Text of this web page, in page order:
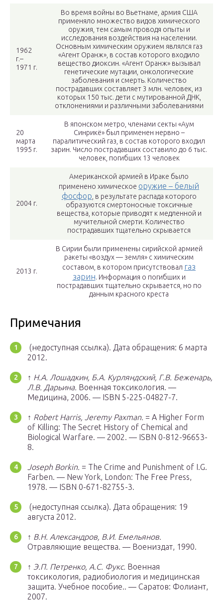
1962
г.–
1971 г.
Во время войны во Вьетнаме, армия США
применяло множество видов химического
оружия, тем самым проводя опыты и
исследования воздействия на населении.
Основным химическим оружием являлся газ
«Агент Оранж», в состав которого входило
вещество диоксин. «Агент Оранж» вызывал
генетические мутации, онкологические
заболевания и смерть. Количество
пострадавших составляет 3 млн. человек, из
которых 150 тыс. дети с мутированной ДНК,
отклонениями и различными заболеваниями
20
марта
1995 г.
В японском метро, членами секты «Аум
Синрикё» был применен нервно –
паралитический газ, в состав которого входил
зарин. Число пострадавших составило до 6 тыс.
человек, погибших 13 человек
2004 г.
Американской армией в Ираке было
применено химическое оружие – белый
фосфор , в результате распада которого
образуются смертоносные токсичные
вещества, которые приводят к медленной и
мучительной смерти. Количество
пострадавших тщательно скрывается
2013 г.
В Сирии были применены сирийской армией
ракеты «воздух — земля» с химическим
составом, в котором присутствовал газ
зарин. Информация о погибших и
пострадавших тщательно скрывается, но по
данным красного креста
Примечания
(недоступная ссылка). Дата обращения: 6 марта
2012.
↑ Н.А. Лошадкин, Б.А. Курляндский, Г.В. Беженарь,
Л.В. Дарьина. Военная токсикология. —
Медицина, 2006. — ISBN 5-225-04827-7.
↑ Robert Harris, Jeremy Paxman. = A Higher Form
of Killing: The Secret History of Chemical and
Biological Warfare. — 2002. — ISBN 0-812-96653-
8.
Joseph Borkin. = The Crime and Punishment of I.G.
Farben. — New York, London: The Free Press,
1978. — ISBN 0-671-82755-3.
(недоступная ссылка). Дата обращения: 19
августа 2012.
↑ В.Н. Александров, В.И. Емельянов.
Отравляющие вещества. — Воениздат, 1990.
↑ Э.П. Петренко, А.С. Фукс. Военная
токсикология, радиобиология и медицинская
защита. Учебное пособие.. — Саратов: Фолиант,
2007.